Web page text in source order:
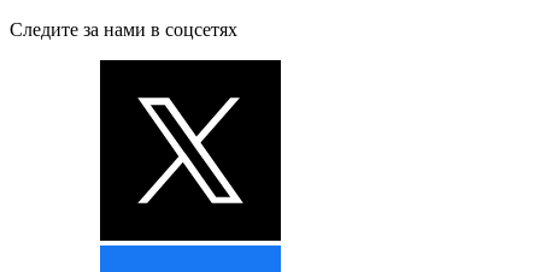
Следите за нами в соцсетях